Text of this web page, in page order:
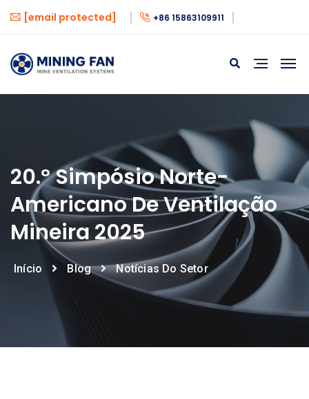
[email protected] +86 15863109911
20.º Simpósio Norte-
Americano De Ventilação
Mineira 2025
Início Blog Notícias Do Setor